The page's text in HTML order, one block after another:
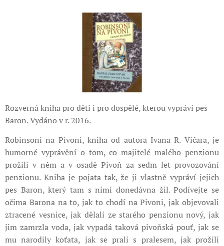
Rozverná kniha pro děti i pro dospělé, kterou vypráví pes
Baron. Vydáno v r. 2016.
Robinsoni na Pivoni, kniha od autora Ivana R. Vičara, je
humorné vyprávění o tom, co majitelé malého penzionu
prožili v něm a v osadě Pivoň za sedm let provozování
penzionu. Kniha je pojata tak, že ji vlastně vypráví jejich
pes Baron, který tam s nimi donedávna žil. Podívejte se
očima Barona na to, jak to chodí na Pivoni, jak objevovali
ztracené vesnice, jak dělali ze starého penzionu nový, jak
jim zamrzla voda, jak vypadá taková pivoňská pouť, jak se
mu narodily koťata, jak se prali s pralesem, jak prožili